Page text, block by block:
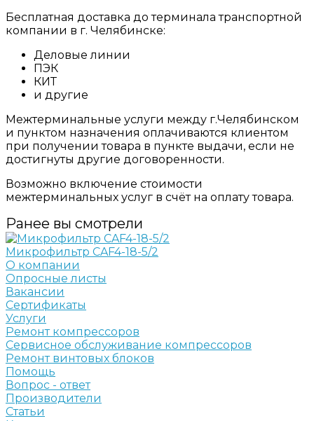
Бесплатная доставка до терминала транспортной
компании в г. Челябинске:
Деловые линии
ПЭК
КИТ
и другие
Межтерминальные услуги между г.Челябинском
и пунктом назначения оплачиваются клиентом
при получении товара в пункте выдачи, если не
достигнуты другие договоренности.
Возможно включение стоимости
межтерминальных услуг в счёт на оплату товара.
Ранее вы смотрели
Микрофильтр CAF4-18-5/2
О компании
Опросные листы
Вакансии
Сертификаты
Услуги
Ремонт компрессоров
Сервисное обслуживание компрессоров
Ремонт винтовых блоков
Помощь
Вопрос - ответ
Производители
Статьи